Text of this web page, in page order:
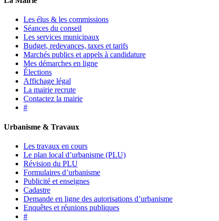
Les élus & les commissions
Séances du conseil
Les services municipaux
Budget, redevances, taxes et tarifs
Marchés publics et appels à candidature
Mes démarches en ligne
Élections
Affichage légal
La mairie recrute
Contactez la mairie
#
Urbanisme & Travaux
Les travaux en cours
Le plan local d’urbanisme (PLU)
Révision du PLU
Formulaires d’urbanisme
Publicité et enseignes
Cadastre
Demande en ligne des autorisations d’urbanisme
Enquêtes et réunions publiques
#